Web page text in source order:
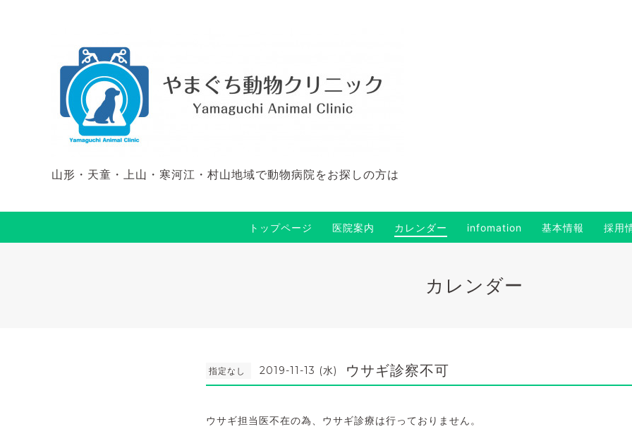
山形・天童・上山・寒河江・村山地域で動物病院をお探しの方は
トップページ 医院案内 カレンダー infomation 基本情報 採用
カレンダー
指定なし 2019-11-13 (水) ウサギ診察不可
ウサギ担当医不在の為、ウサギ診療は行っておりません。